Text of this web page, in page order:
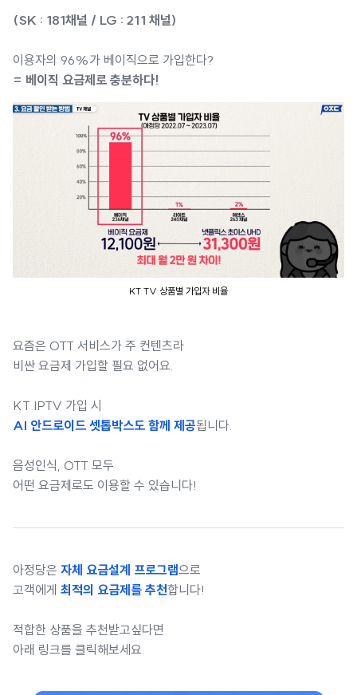
(SK : 181채널 / LG : 211 채널)
이용자의 96%가 베이직으로 가입한다?
= 베이직 요금제로 충분하다!
KT TV 상품별 가입자 비율
요즘은 OTT 서비스가 주 컨텐츠라
비싼 요금제 가입할 필요 없어요.
KT IPTV 가입 시
AI 안드로이드 셋톱박스도 함께 제공됩니다.
음성인식, OTT 모두
어떤 요금제로도 이용할 수 있습니다!
아정당은 자체 요금설계 프로그램으로
고객에게 최적의 요금제를 추천합니다!
적합한 상품을 추천받고싶다면
아래 링크를 클릭해보세요.